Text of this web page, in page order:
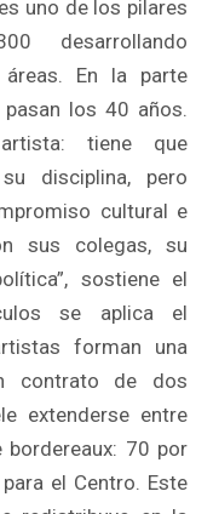
uno de los pilares
desarrollando
áreas. En la parte
los 40 años.
tiene que
disciplina, pero
cultural e
sus colegas, su
sostiene el
se aplica el
forman una
contrato de dos
extenderse entre
70 por
el Centro. Este